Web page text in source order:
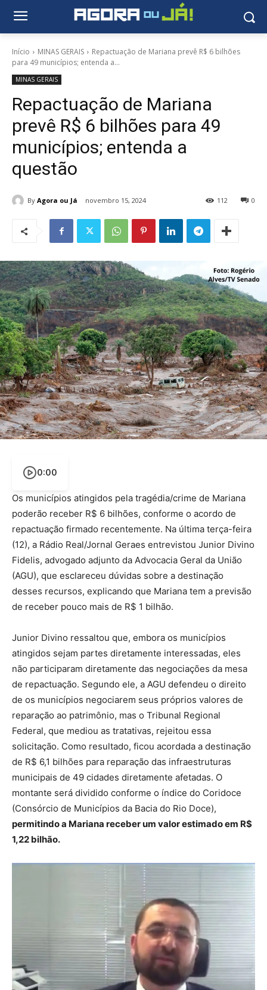
Início MINAS GERAIS
Repactuação de Mariana prevê R$ 6 bilhões
para 49 municípios; entenda a...
MINAS GERAIS
Repactuação de Mariana
prevê R$ 6 bilhões para 49
municípios; entenda a
questão
By Agora ou Já novembro 15, 2024 0
112
0:00
Os municípios atingidos pela tragédia/crime de Mariana
poderão receber R$ 6 bilhões, conforme o acordo de
repactuação firmado recentemente. Na última terça-feira
(12), a Rádio Real/Jornal Geraes entrevistou Junior Divino
Fidelis, advogado adjunto da Advocacia Geral da União
(AGU), que esclareceu dúvidas sobre a destinação
desses recursos, explicando que Mariana tem a previsão
de receber pouco mais de R$ 1 bilhão.
Junior Divino ressaltou que, embora os municípios
atingidos sejam partes diretamente interessadas, eles
não participaram diretamente das negociações da mesa
de repactuação. Segundo ele, a AGU defendeu o direito
de os municípios negociarem seus próprios valores de
reparação ao patrimônio, mas o Tribunal Regional
Federal, que mediou as tratativas, rejeitou essa
solicitação. Como resultado, ficou acordada a destinação
de R$ 6,1 bilhões para reparação das infraestruturas
municipais de 49 cidades diretamente afetadas. O
montante será dividido conforme o índice do Coridoce
(Consórcio de Municípios da Bacia do Rio Doce),
permitindo a Mariana receber um valor estimado em R$
1,22 bilhão.